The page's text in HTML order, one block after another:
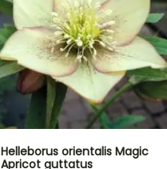
Helleborus orientalis Magic
Apricot guttatus